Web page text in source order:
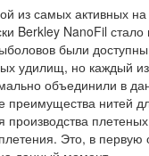
из самых активных
Berkley NanoFil
были
удилищ, но каждый
объединили в
преимущества нитей
Это, в первую